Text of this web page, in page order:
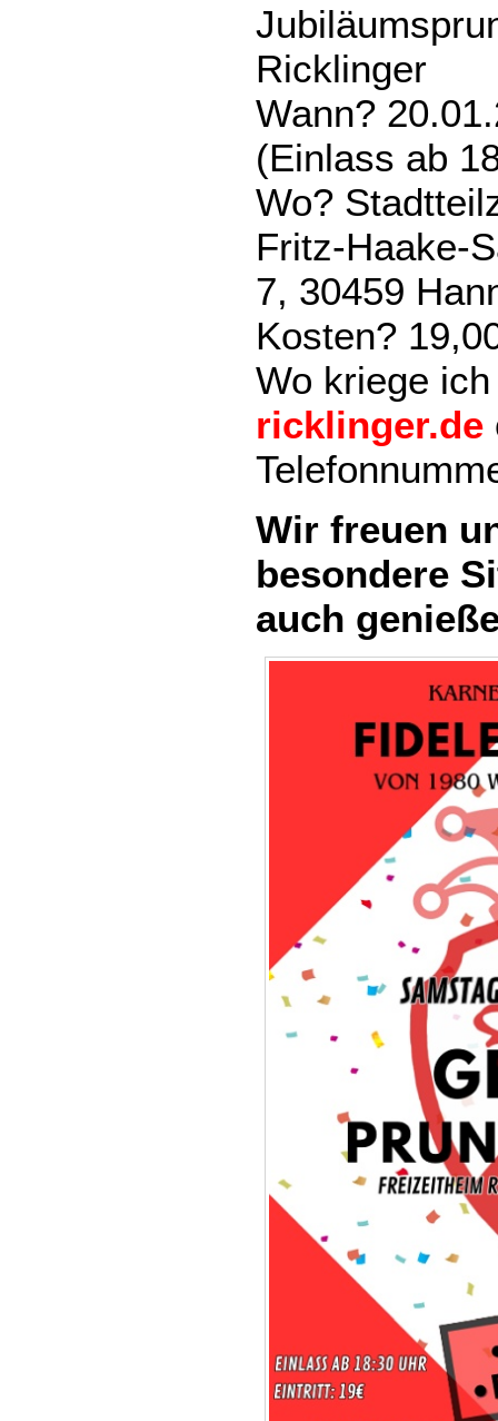
Ricklinger
Wann?
(Einlass ab
Wo?
Fritz-Haake-
7, 30459
Kosten?
Wo kriege
ricklinger.de
Wir freuen
besondere
auch